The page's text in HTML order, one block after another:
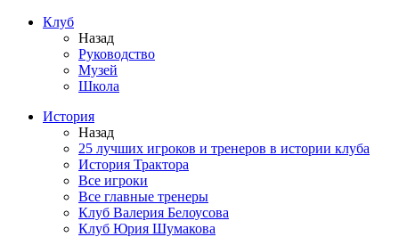
Клуб
Назад
Руководство
Музей
Школа
История
Назад
25 лучших игроков и тренеров в истории клуба
История Трактора
Все игроки
Все главные тренеры
Клуб Валерия Белоусова
Клуб Юрия Шумакова